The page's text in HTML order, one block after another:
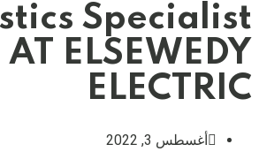
Specialist
AT ELSEWEDY
ELECTRIC
أغسطس 3, 2022